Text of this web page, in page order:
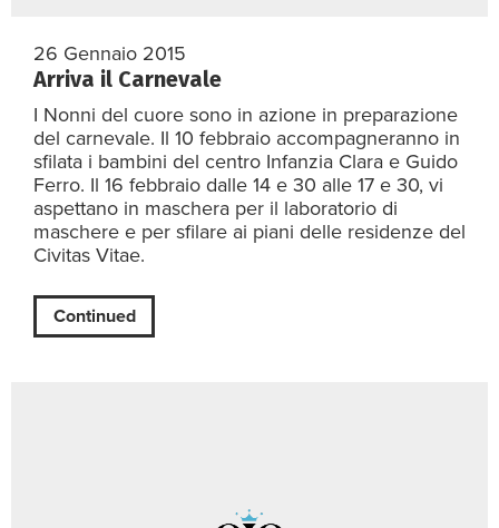
26 Gennaio 2015
Arriva il Carnevale
I Nonni del cuore sono in azione in preparazione
del carnevale. Il 10 febbraio accompagneranno in
sfilata i bambini del centro Infanzia Clara e Guido
Ferro. Il 16 febbraio dalle 14 e 30 alle 17 e 30, vi
aspettano in maschera per il laboratorio di
maschere e per sfilare ai piani delle residenze del
Civitas Vitae.
Continued